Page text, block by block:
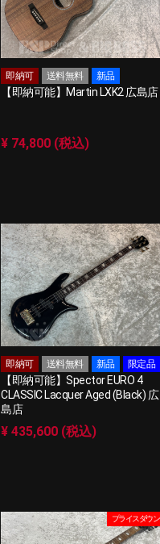
即納可 送料無料 新品
【即納可能】Martin LXK2 広島店
¥ 74,800 (税込)
即納可 送料無料 新品 限定品
【即納可能】Spector EURO 4
CLASSIC Lacquer Aged (Black) 広
島店
¥ 435,600 (税込)
プライスダウン